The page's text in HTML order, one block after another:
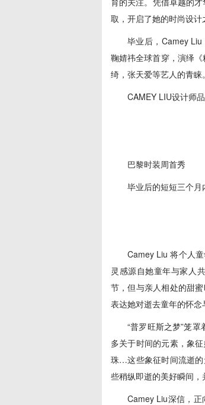
取，开启了她的时尚设计
毕业后，Camey
鞠婧祎全球首穿，演绎
绮，张天爱等艺人的青睐。
CAMEY LIU设计师
巴黎时装周首秀
毕业后的短短三个
Camey Liu 将个人
灵感源自她童年与家人
节，但与亲人相处的甜
表达她对逝去童年的怀念
“普罗旺斯之梦”笼
多关于时间的元素，象
珠…这些象征时间流逝的
些稍纵即逝的美好瞬间，
Camey Liu深信，正